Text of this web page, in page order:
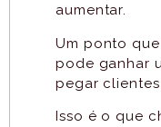
aumentar.
Um ponto
pode ganhar
pegar
Isso é o que